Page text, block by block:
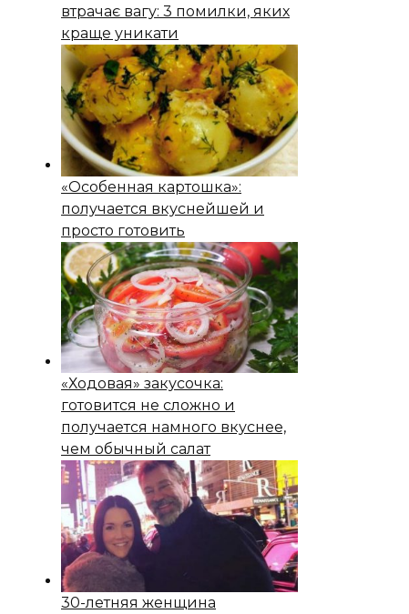
втрачає вагу: 3 помилки, яких
краще уникати
«Особенная картошка»:
получается вкуснейшей и
просто готовить
«Ходовая» закусочка:
готовится не сложно и
получается намного вкуснее,
чем обычный салат
30-летняя женщина